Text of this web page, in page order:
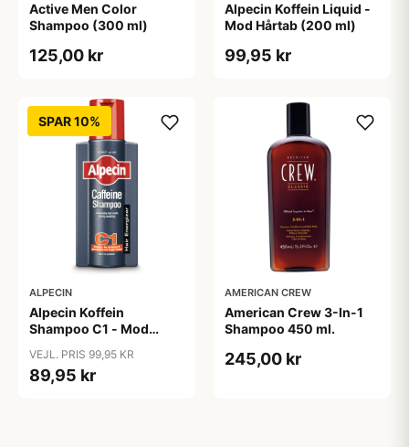
Active Men Color
Shampoo (300 ml)
125,00 kr
Alpecin Koffein Liquid -
Mod Hårtab (200 ml)
99,95 kr
SPAR 10%
ALPECIN
Alpecin Koffein
Shampoo C1 - Mod
VEJL. PRIS 99,95 KR
89,95 kr
AMERICAN CREW
American Crew 3-In-1
Shampoo 450 ml.
245,00 kr